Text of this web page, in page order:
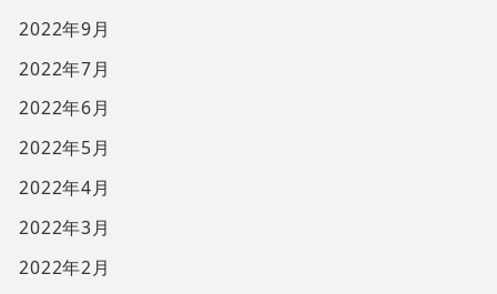
2022年9月
2022年7月
2022年6月
2022年5月
2022年4月
2022年3月
2022年2月